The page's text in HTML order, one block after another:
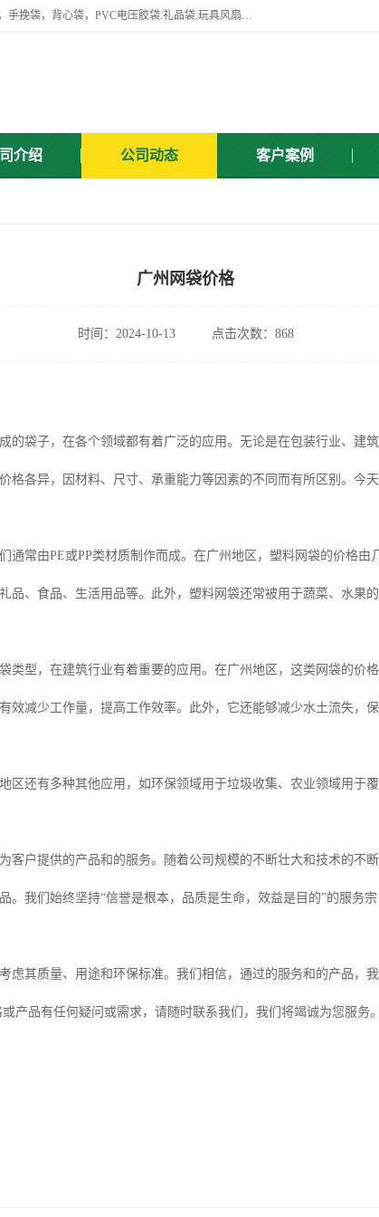
专业生产网袋，网套，塑料网，网扣，沐浴球，沐浴用品，胶袋，骨袋，自封袋,卡头袋，胶粘袋，手挽袋，背心袋，PVC电压胶袋.礼品袋.玩具风扇叶，屏蔽袋,等产品.
介绍 公司动态 客户案例
广州网袋价格
时间：2024-10-13 点击次数：868
的袋子，在各个领域都有着广泛的应用。无论是在包装行业、建
格各异，因材料、尺寸、承重能力等因素的不同而有所区别。今
通常由PE或PP类材质制作而成。在广州地区，塑料网袋的价格由
品、食品、生活用品等。此外，塑料网袋还常被用于蔬菜、水果
类型，在建筑行业有着重要的应用。在广州地区，这类网袋的价
效减少工作量，提高工作效率。此外，它还能够减少水土流失，
区还有多种其他应用，如环保领域用于垃圾收集、农业领域用于
客户提供的产品和的服务。随着公司规模的不断壮大和技术的不
。我们始终坚持“信誉是根本，品质是生命，效益是目的”的服务
虑其质量、用途和环保标准。我们相信，通过的服务和的产品，
产品有任何疑问或需求，请随时联系我们，我们将竭诚为您服务